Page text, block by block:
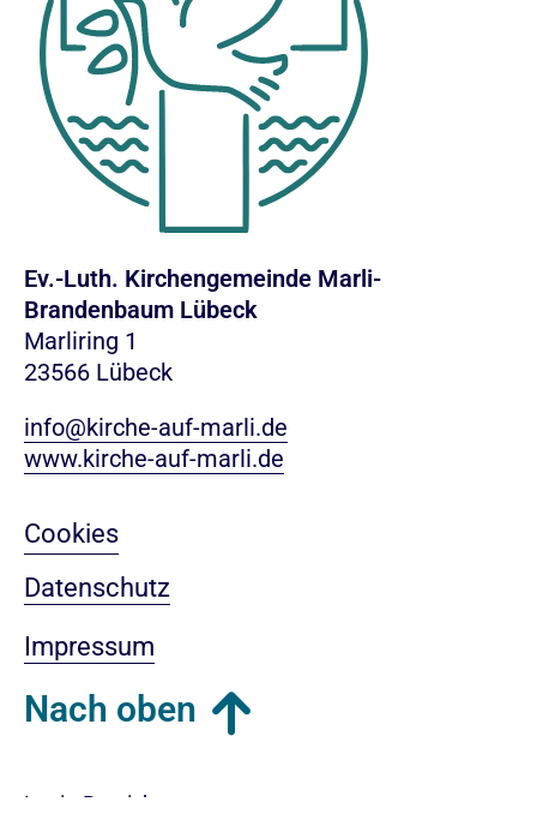
Ev.-Luth. Kirchengemeinde Marli-
Brandenbaum Lübeck
Marliring 1
23566 Lübeck
info@kirche-auf-marli.de
www.kirche-auf-marli.de
Cookies
Datenschutz
Impressum
Nach oben
Login-Bereich